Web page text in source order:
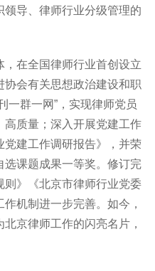
导、律师行业分级管理的
在全国律师行业首创设立
会有关思想政治建设和职
一群一网”，实现律师党员
高质量；深入开展党建工作
党建工作调研报告》，并荣
选课题成果一等奖。修订完
则》《北京市律师行业党委
机制进一步完善。如今，
京律师工作的闪亮名片，